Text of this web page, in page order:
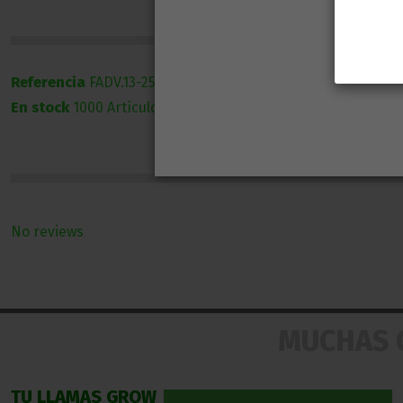
Referencia FADV.13-250
En stock 1000 Artículos
No reviews
TU LLAMAS GROW